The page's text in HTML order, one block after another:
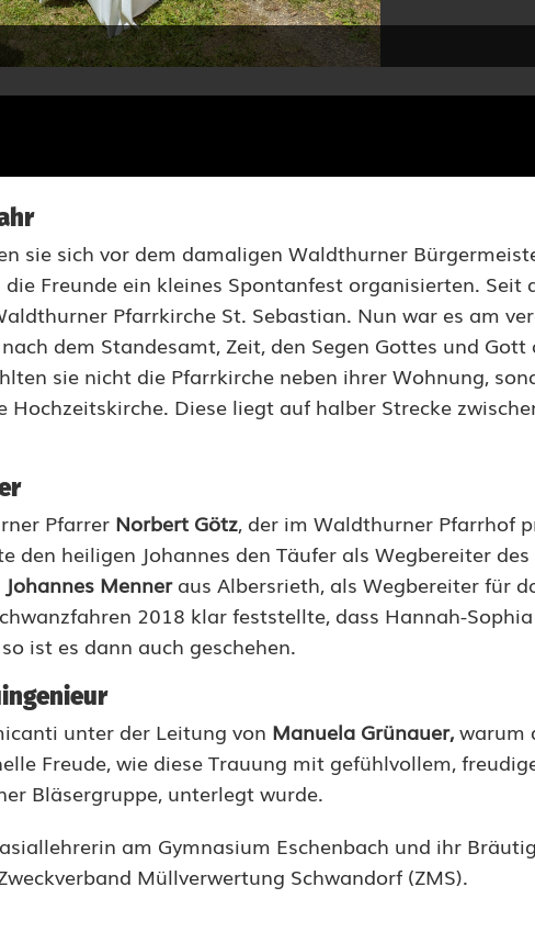
sie sich vor dem damaligen Waldthurner
Freunde ein kleines Spontanfest organisierten. Seit
Pfarrkirche St. Sebastian. Nun war es am
dem Standesamt, Zeit, den Segen Gottes und
sie nicht die Pfarrkirche neben ihrer Wohnung,
Diese liegt auf halber Strecke
Pfarrer Norbert Götz, der im Waldthurner Pfarrhof
den heiligen Johannes den Täufer als Wegbereiter
Johannes Menneraus Albersrieth, als Wegbereiter für
2018 klar feststellte, dass Hannah-
ist es dann auch geschehen.
unter der Leitung von Manuela Grünauer,warum
Freude, wie diese Trauung mit gefühlvollem,
Bläsergruppe, unterlegt wurde.
am Gymnasium Eschenbach und ihr
Müllverwertung Schwandorf (ZMS).